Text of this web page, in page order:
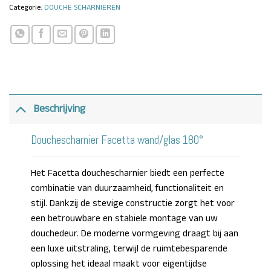
Categorie: DOUCHE SCHARNIEREN
Beschrijving
Douchescharnier Facetta wand/glas 180°
Het Facetta douchescharnier biedt een perfecte
combinatie van duurzaamheid, functionaliteit en
stijl. Dankzij de stevige constructie zorgt het voor
een betrouwbare en stabiele montage van uw
douchedeur. De moderne vormgeving draagt bij aan
een luxe uitstraling, terwijl de ruimtebesparende
oplossing het ideaal maakt voor eigentijdse